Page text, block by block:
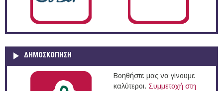
ΔΗΜΟΣΚΌΠΗΣΗ
Βοηθήστε μας να γίνουμε
καλύτεροι. Συμμετοχή στη